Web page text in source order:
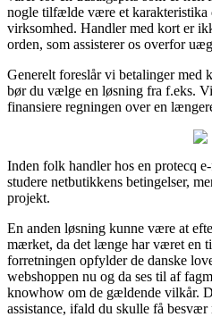
nogle tilfælde være et karakteristika
virksomhed. Handler med kort er
orden, som assisterer os overfor
Generelt foreslår vi betalinger med
bør du vælge en løsning fra f.eks.
finansiere regningen over en
Inden folk handler hos en protecq
studere netbutikkens betingelser,
projekt.
En anden løsning kunne være at
mærket, da det længe har været en
forretningen opfylder de danske
webshoppen nu og da ses til af
knowhow om de gældende vilkår.
assistance, ifald du skulle få besvær